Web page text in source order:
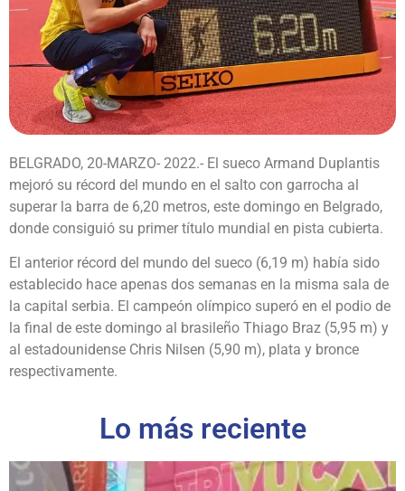
BELGRADO, 20-MARZO- 2022.- El sueco Armand Duplantis
mejoró su récord del mundo en el salto con garrocha al
superar la barra de 6,20 metros, este domingo en Belgrado,
donde consiguió su primer título mundial en pista cubierta.
El anterior récord del mundo del sueco (6,19 m) había sido
establecido hace apenas dos semanas en la misma sala de
la capital serbia. El campeón olímpico superó en el podio de
la final de este domingo al brasileño Thiago Braz (5,95 m) y
al estadounidense Chris Nilsen (5,90 m), plata y bronce
respectivamente.
Lo más reciente